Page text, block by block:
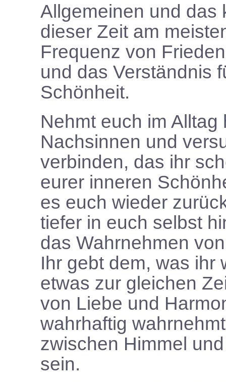
Allgemeinen und das
dieser Zeit am
Frequenz von
und das Verständnis
Schönheit.
Nehmt euch im
Nachsinnen und
verbinden, das ihr
eurer inneren
es euch wieder
tiefer in euch selbst
das Wahrnehmen
Ihr gebt dem, was ihr
etwas zur gleichen
von Liebe und
wahrhaftig
zwischen Himmel
sein.